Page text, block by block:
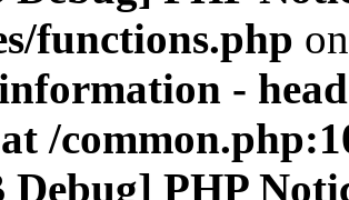
functions.php
-
/
PHP